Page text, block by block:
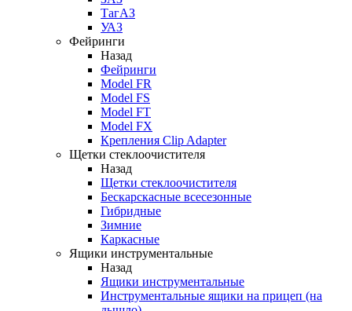
ТагАЗ
УАЗ
Фейринги
Назад
Фейринги
Model FR
Model FS
Model FT
Model FX
Крепления Clip Adapter
Щетки стеклоочистителя
Назад
Щетки стеклоочистителя
Бескарскасные всесезонные
Гибридные
Зимние
Каркасные
Ящики инструментальные
Назад
Ящики инструментальные
Инструментальные ящики на прицеп (на